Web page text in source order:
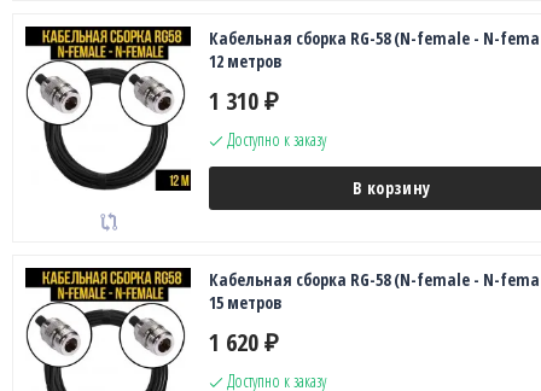
Кабельная сборка RG-58 (N-female - N-
12 метров
1 310 ₽
Доступно к заказу
В корзину
Кабельная сборка RG-58 (N-female - N-
15 метров
1 620 ₽
Доступно к заказу